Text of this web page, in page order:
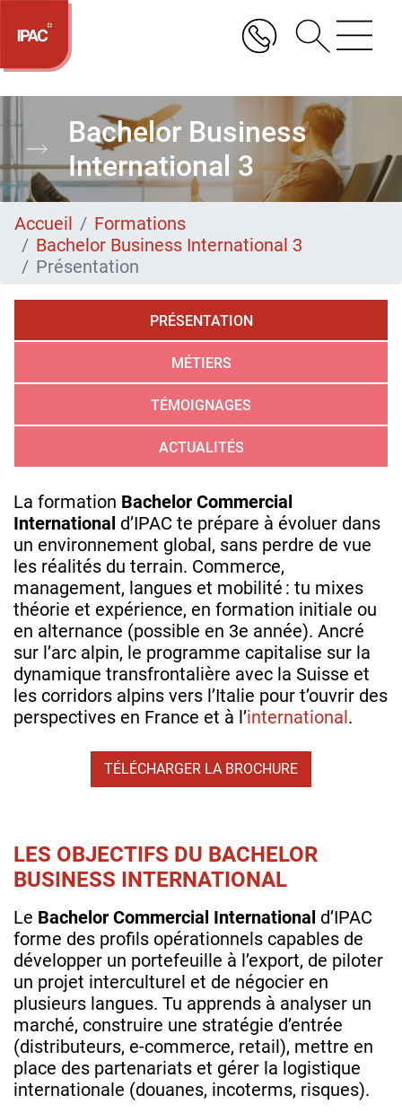
Aller
contenu
Bachelor Business
International 3
Accueil
Formations
Bachelor Business International 3
Présentation
PRÉSENTATION
MÉTIERS
TÉMOIGNAGES
ACTUALITÉS
La formation Bachelor Commercial
International d’IPAC te prépare à évoluer dans
un environnement global, sans perdre de vue
les réalités du terrain. Commerce,
management, langues et mobilité : tu mixes
théorie et expérience, en formation initiale ou
en alternance (possible en 3e année). Ancré
sur l’arc alpin, le programme capitalise sur la
dynamique transfrontalière avec la Suisse et
les corridors alpins vers l’Italie pour t’ouvrir des
perspectives en France et à l’international.
TÉLÉCHARGER LA BROCHURE
LES OBJECTIFS DU BACHELOR
BUSINESS INTERNATIONAL
Le Bachelor Commercial International d’IPAC
forme des profils opérationnels capables de
développer un portefeuille à l’export, de piloter
un projet interculturel et de négocier en
plusieurs langues. Tu apprends à analyser un
marché, construire une stratégie d’entrée
(distributeurs, e‑commerce, retail), mettre en
place des partenariats et gérer la logistique
internationale (douanes, incoterms, risques).